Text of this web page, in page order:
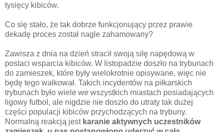
tysięcy kibiców.
Co się stało, że tak dobrze funkcjonujący przez prawie
dekadę proces został nagle zahamowany?
Zawisza z dnia na dzień stracił swoją siłę napędową w
postaci wsparcia kibiców. W listopadzie doszło na trybunach
do zamieszek, które były wielokrotnie opisywane, więc nie
będę tego wałkował. Takich incydentów na piłkarskich
trybunach było wiele we wszystkich miastach posiadających
ligowy futbol, ale nigdzie nie doszło do utraty tak dużej
części populacji kibiców przychodzących na trybuny.
Normalną reakcją jest karanie aktywnych uczestników